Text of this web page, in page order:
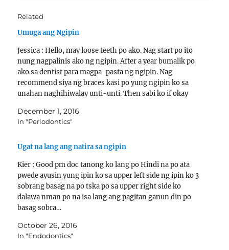
Related
Umuga ang Ngipin
Jessica : Hello, may loose teeth po ako. Nag start po ito
nung nagpalinis ako ng ngipin. After a year bumalik po
ako sa dentist para magpa-pasta ng ngipin. Nag
recommend siya ng braces kasi po yung ngipin ko sa
unahan naghihiwalay unti-unti. Then sabi ko if okay
December 1, 2016
In "Periodontics"
Ugat na lang ang natira sa ngipin
Kier : Good pm doc tanong ko lang po Hindi na po ata
pwede ayusin yung ipin ko sa upper left side ng ipin ko 3
sobrang basag na po tska po sa upper right side ko
dalawa nman po na isa lang ang pagitan ganun din po
basag sobra…
October 26, 2016
In "Endodontics"